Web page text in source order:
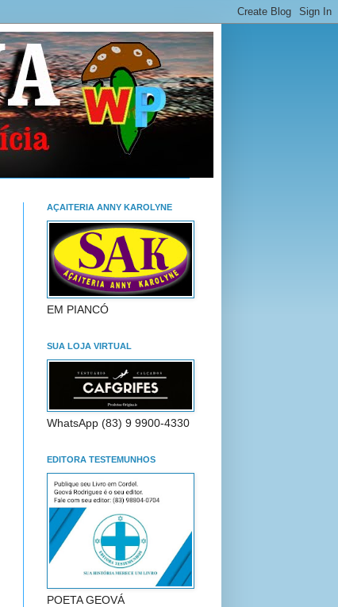
AÇAITERIA ANNY KAROLYNE
EM PIANCÓ
SUA LOJA VIRTUAL
WhatsApp (83) 9 9900-4330
EDITORA TESTEMUNHOS
POETA GEOVÁ